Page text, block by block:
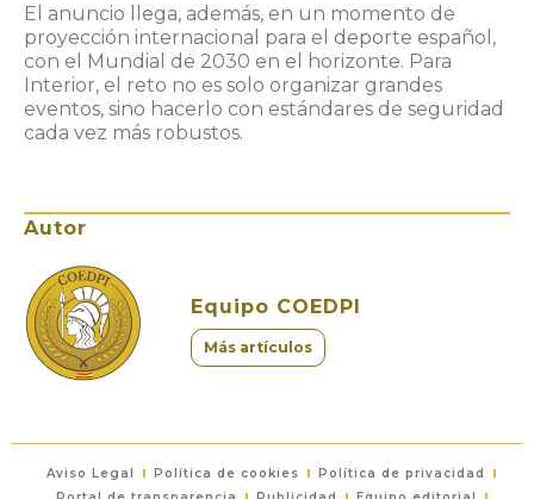
El anuncio llega, además, en un momento de
proyección internacional para el deporte español,
con el Mundial de 2030 en el horizonte. Para
Interior, el reto no es solo organizar grandes
eventos, sino hacerlo con estándares de seguridad
cada vez más robustos.
Autor
Equipo COEDPI
Más artículos
Aviso Legal Política de cookies
Política de privacidad